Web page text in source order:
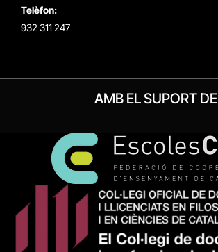
Telèfon:
932 311 247
AMB EL SUPORT DE